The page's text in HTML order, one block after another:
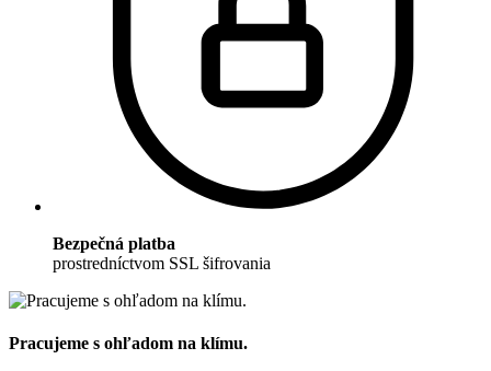
Bezpečná platba
prostredníctvom SSL šifrovania
Pracujeme s ohľadom na klímu.